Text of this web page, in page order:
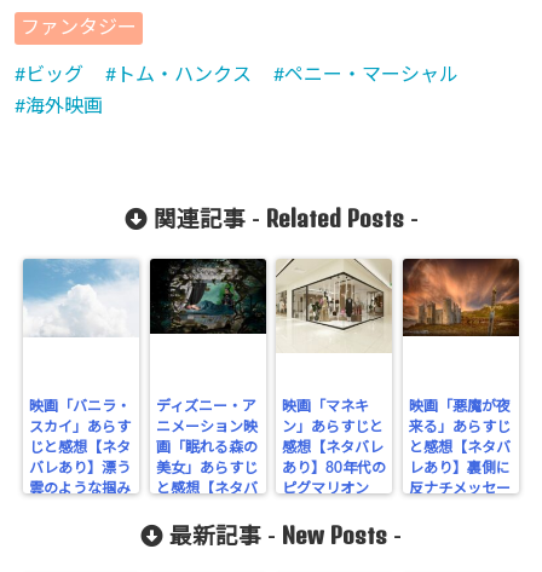
Undefined
array key
flower.com/
gins/sns-
count-
ファンタジー
ビッグ トム・ハンクス
ペニー・マーシャル
海外映画
関連記事 - Related Posts-
映画「バニラ・
スカイ」あらす
じと感想【ネタ
バレあり】漂う
雲のような掴み
ディズニー・ア
ニメーション映
画「眠れる森の
美女」あらすじ
と感想【ネタバ
映画「マネキ
ン」あらすじと
感想【ネタバレ
あり】80年代の
ピグマリオン
映画「悪魔が夜
来る」あらすじ
と感想【ネタバ
レあり】裏側に
反ナチメッセー
最新記事 - New Posts -